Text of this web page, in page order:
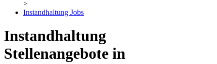
>
Instandhaltung Jobs
Instandhaltung
Stellenangebote in